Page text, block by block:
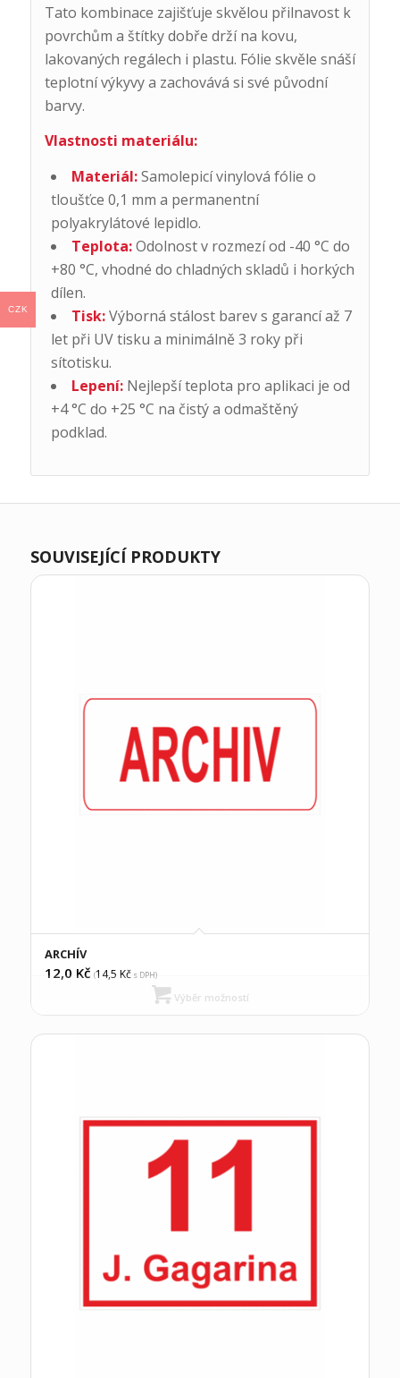
Tato kombinace zajišťuje skvělou přilnavost k
povrchům a štítky dobře drží na kovu,
lakovaných regálech i plastu. Fólie skvěle snáší
teplotní výkyvy a zachovává si své původní
barvy.
Vlastnosti materiálu:
Materiál:Samolepicí vinylová fólie o
tloušťce 0,1 mm a permanentní
polyakrylátové lepidlo.
Teplota:Odolnost v rozmezí od -40 °C do
+80 °C, vhodné do chladných skladů i horkých
dílen.
Tisk:Výborná stálost barev s garancí až 7
let při UV tisku a minimálně 3 roky při
sítotisku.
Lepení:Nejlepší teplota pro aplikaci je od
+4 °C do +25 °C na čistý a odmaštěný
podklad.
SOUVISEJÍCÍ PRODUKTY
ARCHÍV
12,0 Kč (14,5 Kčs DPH)
Výběr možností
CZK